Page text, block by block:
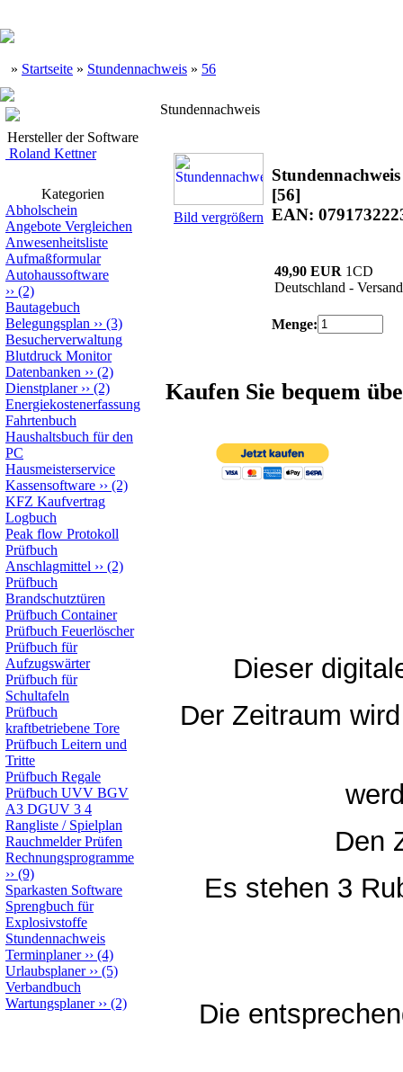
» Startseite » Stundennachweis » 56
Hersteller der Software
Roland Kettner
Kategorien
Abholschein
Angebote Vergleichen
Anwesenheitsliste
Aufmaßformular
Autohaussoftware
›› (2)
Bautagebuch
Belegungsplan ›› (3)
Besucherverwaltung
Blutdruck Monitor
Datenbanken ›› (2)
Dienstplaner›› (2)
Energiekostenerfassung
Fahrtenbuch
Haushaltsbuch für den
PC
Hausmeisterservice
Kassensoftware ›› (2)
KFZ Kaufvertrag
Logbuch
Peak flow Protokoll
Prüfbuch
Anschlagmittel ›› (2)
Prüfbuch
Brandschutztüren
Prüfbuch Container
Prüfbuch Feuerlöscher
Prüfbuch für
Aufzugswärter
Prüfbuch für
Schultafeln
Prüfbuch
kraftbetriebene Tore
Prüfbuch Leitern und
Tritte
Prüfbuch Regale
Prüfbuch UVV BGV
A3 DGUV 3 4
Rangliste / Spielplan
Rauchmelder Prüfen
Rechnungsprogramme
›› (9)
Sparkasten Software
Sprengbuch für
Explosivstoffe
Stundennachweis
Terminplaner›› (4)
Urlaubsplaner›› (5)
Verbandbuch
Wartungsplaner›› (2)
Stundennachweis
Bild vergrößern
Stundennachweis
[56]
EAN:
49,90 EUR 1CD
Deutschland -
Menge:
Kaufen Sie bequem
Dieser
Der Zeitraum
Den
Es stehen 3
Die